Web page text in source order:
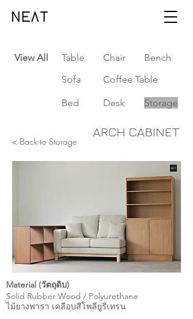
View All Table Chair
Bench
Sofa
Coffee Table
Bed Desk Storage
< Back to Storage
ARCH CABINET
Material (วัตถุดิบ)
Solid Rubber Wood / Polyurethane
ไม้ยางพารา เคลือบสีโพลียูรีเทรน